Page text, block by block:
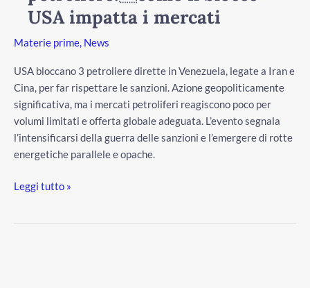
USA impatta i mercati
Materie prime News
USA bloccano 3 petroliere dirette in Venezuela, legate a Iran e
Cina, per far rispettare le sanzioni. Azione geopoliticamente
significativa, ma i mercati petroliferi reagiscono poco per
volumi limitati e offerta globale adeguata. L’evento segnala
l’intensificarsi della guerra delle sanzioni e l’emergere di rotte
energetiche parallele e opache.
USA
impatta
i
Leggi tutto »